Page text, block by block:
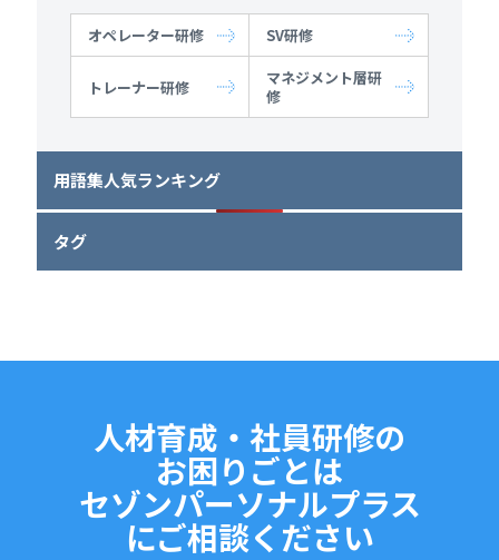
オペレーター研修 SV研修
トレーナー研修
マネジメント層研
修
用語集人気ランキング
タグ
人材育成・社員研修の
お困りごとは
セゾンパーソナルプラス
にご相談ください